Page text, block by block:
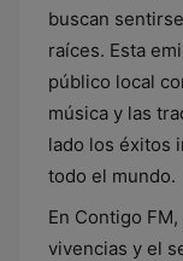
buscan
raíces. Esta
público local
música y las
lado los éxitos
todo el mundo.
En Contigo
vivencias y el